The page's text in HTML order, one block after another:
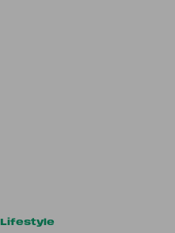
Lifestyle